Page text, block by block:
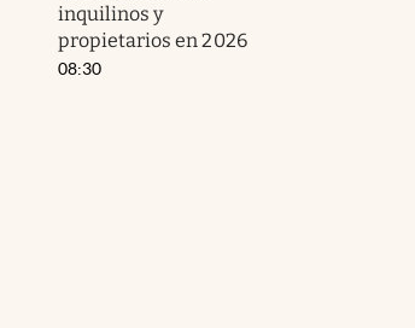
inquilinos y
propietarios en 2026
08:30